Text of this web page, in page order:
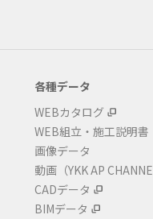
各種データ
WEBカタログ
WEB組立・施工説明書
画像データ
動画（YKK AP
CADデータ
BIMデータ